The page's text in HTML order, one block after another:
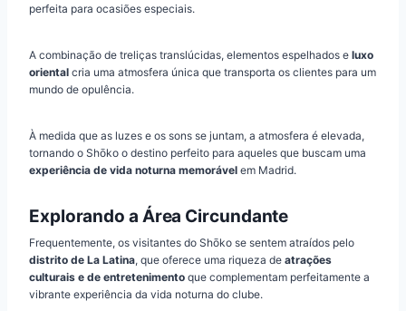
perfeita para ocasiões especiais.
A combinação de treliças translúcidas, elementos espelhados e luxo
oriental cria uma atmosfera única que transporta os clientes para um
mundo de opulência.
À medida que as luzes e os sons se juntam, a atmosfera é elevada,
tornando o Shōko o destino perfeito para aqueles que buscam uma
experiência de vida noturna memorável em Madrid.
Explorando a Área Circundante
Frequentemente, os visitantes do Shōko se sentem atraídos pelo
distrito de La Latina, que oferece uma riqueza de atrações
culturais e de entretenimento que complementam perfeitamente a
vibrante experiência da vida noturna do clube.